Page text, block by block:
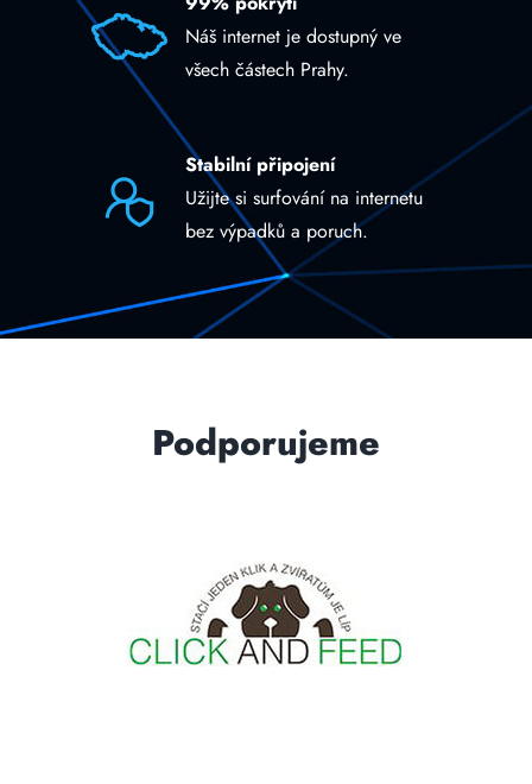
Náš internet je dostupný ve
všech částech Prahy.
Stabilní připojení
Užijte si surfování na internetu
bez výpadků a poruch.
Podporujeme